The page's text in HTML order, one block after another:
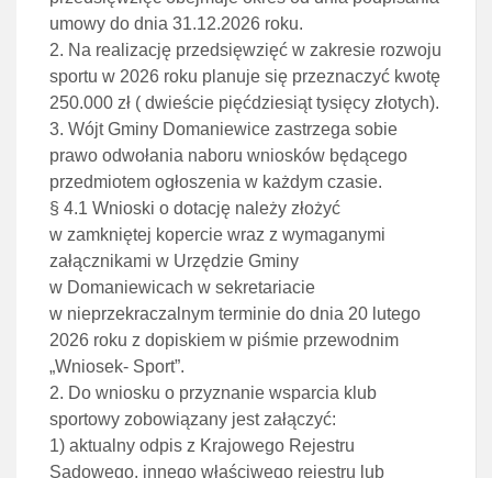
umowy do dnia 31.12.2026 roku.
2. Na realizację przedsięwzięć w zakresie rozwoju
sportu w 2026 roku planuje się przeznaczyć kwotę
250.000 zł ( dwieście pięćdziesiąt tysięcy złotych).
3. Wójt Gminy Domaniewice zastrzega sobie
prawo odwołania naboru wniosków będącego
przedmiotem ogłoszenia w każdym czasie.
§ 4.1 Wnioski o dotację należy złożyć
w zamkniętej kopercie wraz z wymaganymi
załącznikami w Urzędzie Gminy
w Domaniewicach w sekretariacie
w nieprzekraczalnym terminie do dnia 20 lutego
2026 roku z dopiskiem w piśmie przewodnim
„Wniosek- Sport”.
2. Do wniosku o przyznanie wsparcia klub
sportowy zobowiązany jest załączyć:
1) aktualny odpis z Krajowego Rejestru
Sądowego, innego właściwego rejestru lub